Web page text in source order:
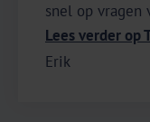
snel op vragen via de mail Voordeel is ook dat
mijn
boekhouding, scheelt een hoop
Lees verder op
Erik